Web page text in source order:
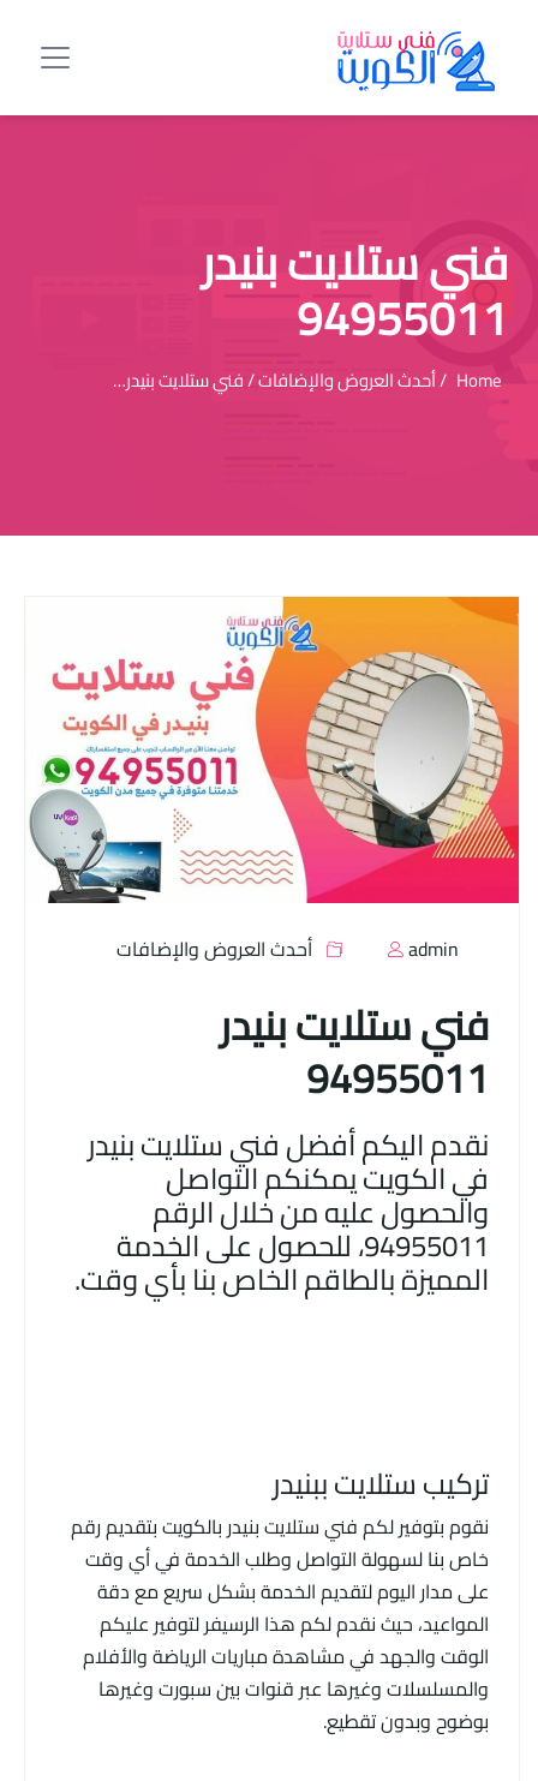
فني ستلايت بنيدر
94955011
Home / أحدث العروض والإضافات / فني ستلايت بنيدر…
admin أحدث العروض والإضافات
فني ستلايت بنيدر
94955011
نقدم اليكم أفضل فني ستلايت بنيدر
في الكويت يمكنكم التواصل
والحصول عليه من خلال الرقم
94955011، للحصول على الخدمة
المميزة بالطاقم الخاص بنا بأي وقت.
تركيب ستلايت ببنيدر
نقوم بتوفير لكم فني ستلايت بنيدر بالكويت بتقديم رقم
خاص بنا لسهولة التواصل وطلب الخدمة في أي وقت
على مدار اليوم لتقديم الخدمة بشكل سريع مع دقة
المواعيد، حيث نقدم لكم هذا الرسيفر لتوفير عليكم
الوقت والجهد في مشاهدة مباريات الرياضة والأفلام
والمسلسلات وغيرها عبر قنوات بين سبورت وغيرها
بوضوح وبدون تقطيع.